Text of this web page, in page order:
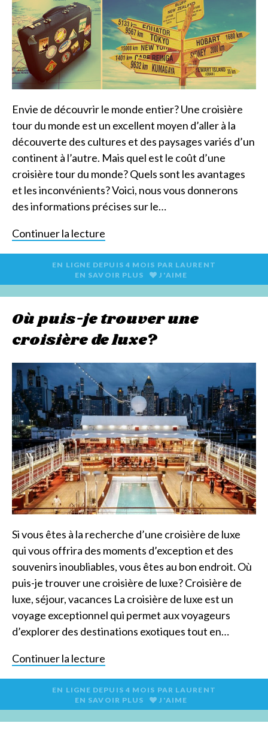
Envie de découvrir le monde entier? Une croisière
tour du monde est un excellent moyen d’aller à la
découverte des cultures et des paysages variés d’un
continent à l’autre. Mais quel est le coût d’une
croisière tour du monde? Quels sont les avantages
et les inconvénients? Voici, nous vous donnerons
des informations précises sur le…
Continuer la lecture
EN LIGNE DEPUIS 4 MOIS PAR LAURENT
EN SAVOIR PLUS
J'AIME
Où puis-je trouver une
croisière de luxe?
Si vous êtes à la recherche d’une croisière de luxe
qui vous offrira des moments d’exception et des
souvenirs inoubliables, vous êtes au bon endroit. Où
puis-je trouver une croisière de luxe? Croisière de
luxe, séjour, vacances La croisière de luxe est un
voyage exceptionnel qui permet aux voyageurs
d’explorer des destinations exotiques tout en…
Continuer la lecture
EN LIGNE DEPUIS 4 MOIS PAR LAURENT
EN SAVOIR PLUS
J'AIME